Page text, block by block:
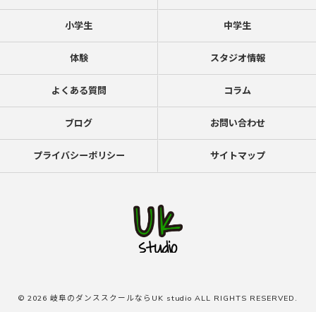
小学生 中学生
体験 スタジオ情報
よくある質問 コラム
ブログ お問い合わせ
プライバシーポリシー サイトマップ
© 2026 岐阜のダンススクールならUK studio ALL RIGHTS RESERVED.